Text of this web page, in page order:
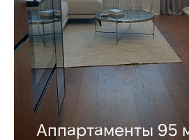
Аппартаменты 95